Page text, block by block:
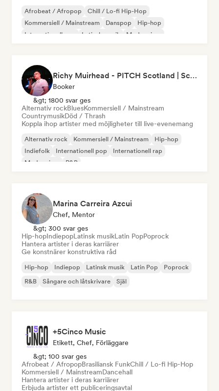
Afrobeat / Afropop
Chill / Lo-fi Hip-Hop
Kommersiell / Mainstream
Danspop
Hip-hop
Internationell pop
Latinsk musik Modern jazz
Richy Muirhead - PITCH Scotland | Scottish Alternative Music Awards (SAMA)
Booker
&gt; 1800 svar ges
Alternativ rockBluesKommersiell / Mainstream
CountrymusikDöd / Thrash
Koppla ihop artister med möjligheter till live-evenemang
Alternativ rock Kommersiell / Mainstream
Hip-hop
Indiefolk
Internationell pop
Internationell rap
Modern jazz
R&B
Marina Carreira Azcui
Chef, Mentor
&gt; 300 svar ges
Hip-hopIndiepopLatinsk musikLatin PopPoprock
Hantera artister i deras karriärer
Ge konstnärer konstruktiva råd
Hip-hop Indiepop Latinsk musik Latin Pop
Poprock
R&B
Sångare och låtskrivare Själ
+5Cinco Music
Etikett, Chef, Förläggare
&gt; 100 svar ges
Afrobeat / AfropopBrasiliansk FunkChill / Lo-fi Hip-Hop
Kommersiell / MainstreamDancehall
Hantera artister i deras karriärer
Erbjuda artister ett publiceringsavtal